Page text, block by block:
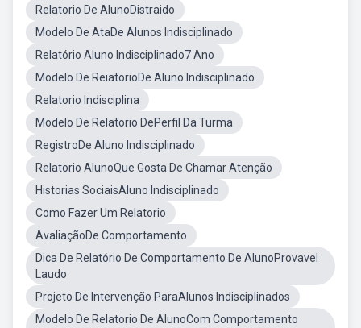
Relatorio De AlunoDistraido
Modelo De AtaDe Alunos Indisciplinado
Relatório Aluno Indisciplinado7 Ano
Modelo De ReiatorioDe Aluno Indisciplinado
Relatorio Indisciplina
Modelo De Relatorio DePerfil Da Turma
RegistroDe Aluno Indisciplinado
Relatorio AlunoQue Gosta De Chamar Atenção
Historias SociaisAluno Indisciplinado
Como Fazer Um Relatorio
AvaliaçãoDe Comportamento
Dica De Relatório De Comportamento De AlunoProvavel
Laudo
Projeto De Intervenção ParaAlunos Indisciplinados
Modelo De Relatorio De AlunoCom Comportamento